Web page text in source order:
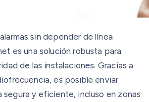
sin depender de línea
es una solución robusta para
de las instalaciones. Gracias a
es posible enviar
segura y eficiente, incluso en zonas